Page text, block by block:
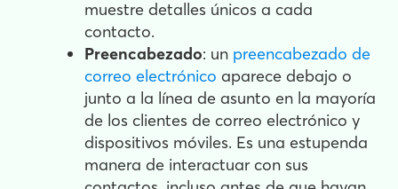
muestre detalles únicos a cada
contacto.
Preencabezado: un preencabezado de
correo electrónico aparece debajo o
junto a la línea de asunto en la mayoría
de los clientes de correo electrónico y
dispositivos móviles. Es una estupenda
manera de interactuar con sus